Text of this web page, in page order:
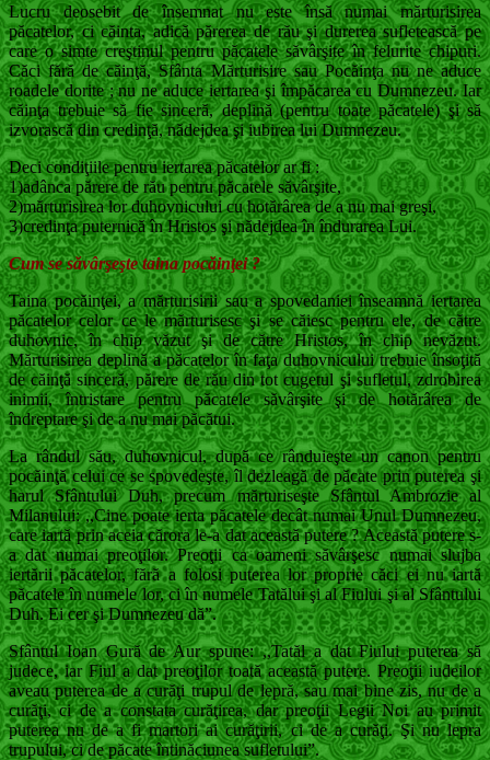
Lucru deosebit de însemnat nu este însă numai mărturisirea
păcatelor, ci căinta, adică părerea de rău şi durerea sufletească pe
care o simte creştinul pentru păcatele săvârşite în felurite chipuri.
Căci fără de căinţă, Sfânta Mărturisire sau Pocăinţa nu ne aduce
roadele dorite ; nu ne aduce iertarea şi împăcarea cu Dumnezeu. Iar
căinţa trebuie să fie sinceră, deplină (pentru toate păcatele) şi să
izvorască din credinţă, nădejdea şi iubirea lui Dumnezeu.
Deci condiţiile pentru iertarea păcatelor ar fi :
1)adânca părere de rău pentru păcatele săvârşite,
2)mărturisirea lor duhovnicului cu hotărârea de a nu mai greşi,
3)credinţa puternică în Hristos şi nădejdea în îndurarea Lui.
Cum se săvârşeşte taina pocăinţei ?
Taina pocăinţei, a mărturisirii sau a spovedaniei înseamnă iertarea
păcatelor celor ce le mărturisesc şi se căiesc pentru ele, de către
duhovnic, în chip văzut şi de către Hristos, în chip nevăzut.
Mărturisirea deplină a păcatelor în faţa duhovnicului trebuie însoţită
de căinţă sinceră, părere de rău din tot cugetul şi sufletul, zdrobirea
inimii, întristare pentru păcatele săvârşite şi de hotărârea de
îndreptare şi de a nu mai păcătui.
La rândul său, duhovnicul, după ce rânduieşte un canon pentru
pocăinţă celui ce se spovedeşte, îl dezleagă de păcate prin puterea şi
harul Sfântului Duh, precum mărturiseşte Sfântul Ambrozie al
Milanului: ,,Cine poate ierta păcatele decât numai Unul Dumnezeu,
care iartă prin aceia cărora le-a dat această putere ? Această putere s-
a dat numai preoţilor. Preoţii ca oameni săvârşesc numai slujba
iertării păcatelor, fără a folosi puterea lor proprie căci ei nu iartă
păcatele în numele lor, ci în numele Tatălui şi al Fiului şi al Sfântului
Duh. Ei cer şi Dumnezeu dă”.
Sfântul Ioan Gură de Aur spune: ,,Tatăl a dat Fiului puterea să
judece, iar Fiul a dat preoţilor toată această putere. Preoţii iudeilor
aveau puterea de a curăţi trupul de lepră, sau mai bine zis, nu de a
curăţi, ci de a constata curăţirea, dar preoţii Legii Noi au primit
puterea nu de a fi martori ai curăţirii, ci de a curăţi. Şi nu lepra
trupului, ci de păcate întinăciunea sufletului”.